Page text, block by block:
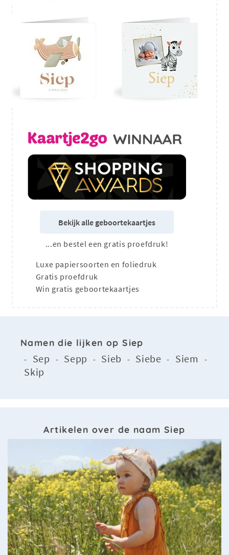
Bekijk alle geboortekaartjes
...en bestel een gratis proefdruk!
Luxe papiersoorten en foliedruk
Gratis proefdruk
Win gratis geboortekaartjes
Namen die lijken op Siep
- Sep - Sepp - Sieb - Siebe - Siem -
Skip
Artikelen over de naam Siep